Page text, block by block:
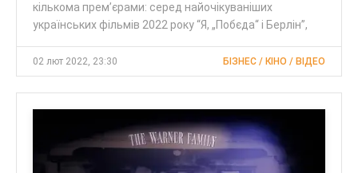
кількома прем’єрами: серед найочікуваніших
українських фільмів 2022 року “Я, „Побєда“ і Берлін”,
02 лют 2022, 23:30 БІЗНЕС / КІНО / ВІДЕО